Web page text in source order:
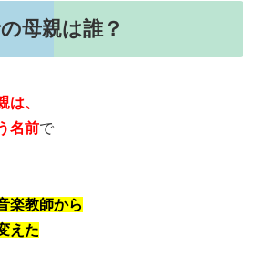
母親は誰？
は、
名前で
楽教師から
えた